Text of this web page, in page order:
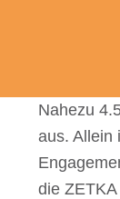
Nahezu
aus. Allein
die